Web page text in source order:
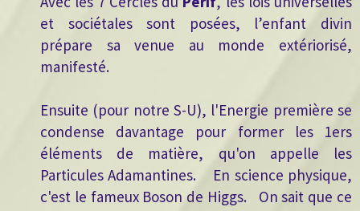
et sociétales sont posées, l’enfant divin
prépare sa venue au monde extériorisé,
manifesté.
Ensuite (pour notre S-U), l'Energie première se
condense davantage pour former les 1ers
éléments de matière, qu'on appelle les
Particules Adamantines. En science physique,
c'est le fameux Boson de Higgs. On sait que ce